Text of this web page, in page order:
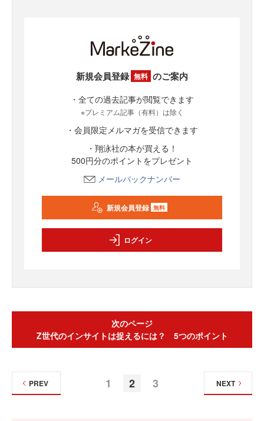
新規会員登録 無料 のご案内
・全ての過去記事が閲覧できます
※プレミアム記事（有料）は除く
・会員限定メルマガを受信できます
・翔泳社の本が買える！
500円分のポイントをプレゼント
メールバックナンバー
新規会員登録 無料
ログイン
次のページ
Z世代のインサイトは捉えるには？ 5つのポイント
1 2 3
PREV NEXT